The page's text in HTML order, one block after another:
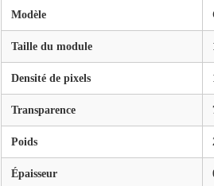
Modèle
Taille du module
Densité de pixels
Transparence
Poids
Épaisseur